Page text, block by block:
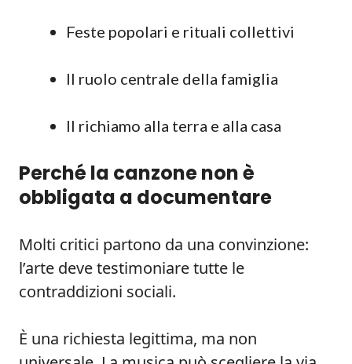
Feste popolari e rituali collettivi
Il ruolo centrale della famiglia
Il richiamo alla terra e alla casa
Perché la canzone non è
obbligata a documentare
Molti critici partono da una convinzione:
l’arte deve testimoniare tutte le
contraddizioni sociali.
È una richiesta legittima, ma non